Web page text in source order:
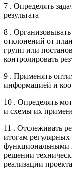
7 . Определять
результата
8 .
отклонений от
групп или
контролировать
9 . Применять
информацией и
10 . Определять
и схемы их
11 . Отслеживать
итогам
функциональными
решении
реализации проекта